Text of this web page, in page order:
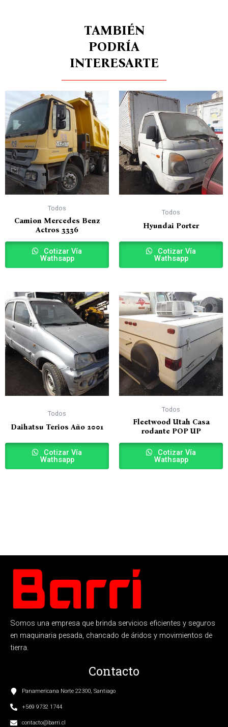
TAMBIÉN
PODRÍA
INTERESARTE
Todos
Camion Mercedes Benz
Actros 3336
Cotizar Vía
Wathsapp
Todos
Hyundai Porter
Cotizar Vía
Wathsapp
Todos
Daihatsu Terios Año 2001
Cotizar Vía
Wathsapp
Todos
Fleetwood Utah Casa
rodante POP UP
Cotizar Vía
Wathsapp
Somos una empresa que brinda servicios eficientes y seguros
en maquinaria pesada, chancado de áridos y movimientos de
tierra.
Contacto
Panamericana Norte 22300, Santiago
+569 9732 1744
contacto@barri.cl